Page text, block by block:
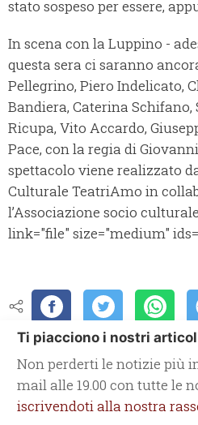
stato sospeso per essere,
In scena con la Luppino -
questa sera ci saranno
Pellegrino, Piero Indelicato,
Bandiera, Caterina
Ricupa, Vito Accardo,
Pace, con la regia di
spettacolo viene realizzato
Culturale TeatriAmo in
l’Associazione socio
link="file" size="medium"
Ti piacciono i nostri
Non perderti le notizie più
mail alle 19.00 con tutte le
iscrivendoti alla nostra